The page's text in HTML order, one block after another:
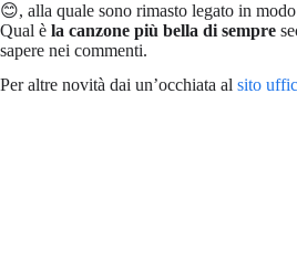
😊, alla quale sono rimasto legato in
Qual è la canzone più bella di sempre
sapere nei commenti.
Per altre novità dai un’occhiata al sito